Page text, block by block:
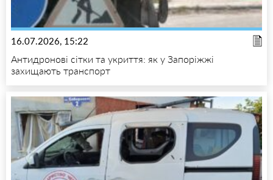
16.07.2026, 15:22
Антидронові сітки та укриття: як у Запоріжжі
захищають транспорт